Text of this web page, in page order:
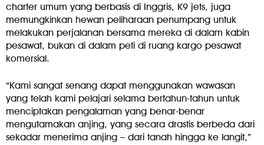
charter umum yang berbasis di Inggris, K9 jets, juga
memungkinkan hewan peliharaan penumpang untuk
melakukan perjalanan bersama mereka di dalam kabin
pesawat, bukan di dalam peti di ruang kargo pesawat
komersial.
“Kami sangat senang dapat menggunakan wawasan
yang telah kami pelajari selama bertahun-tahun untuk
menciptakan pengalaman yang benar-benar
mengutamakan anjing, yang secara drastis berbeda dari
sekadar menerima anjing – dari tanah hingga ke langit,”